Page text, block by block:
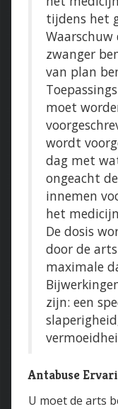
tijdens het
zwanger
van plan
moet
wordt
dag met
ongeacht
innemen
het
De dosis
door de
maximale
zijn: een
Antabuse
U moet de arts